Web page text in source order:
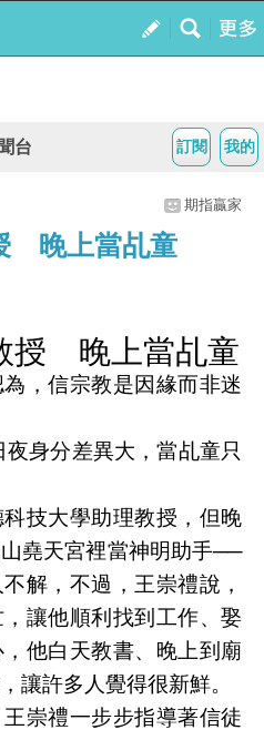
我的
訂閱
台
期指贏家
晚上當乩童
授 晚上當乩童
，信宗教是因緣而非迷
身分差異大，當乩童只
技大學助理教授，但晚
山堯天宮裡當神明助手──
解，不過，王崇禮說，
讓他順利找到工作、娶
他白天教書、晚上到廟
讓許多人覺得很新鮮。
崇禮一步步指導著信徒